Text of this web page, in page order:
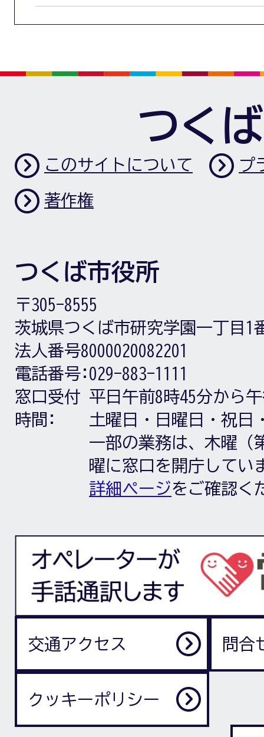
つく
このサイトについて プ
著作権
つくば市役所
〒305-8555
茨城県つくば市研究学園一丁目1
法人番号8000020082201
電話番号: 029-883-1111
窓口受付
時間:
平日午前8時45分から
土曜日・日曜日・祝日
一部の業務は、木曜（
曜に窓口を開庁してい
詳細ページをご確認く
交通アクセス 問合
クッキーポリシー